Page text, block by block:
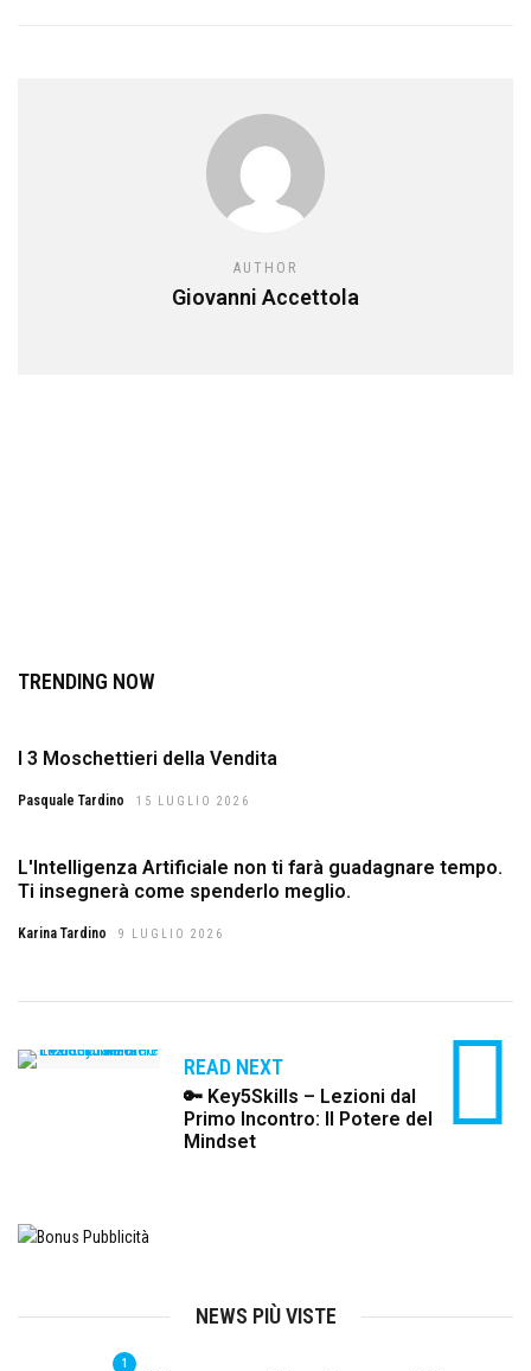
AUTHOR
Giovanni Accettola
TRENDING NOW
I 3 Moschettieri della Vendita
Pasquale Tardino 15 LUGLIO 2026
L'Intelligenza Artificiale non ti farà guadagnare tempo.
Ti insegnerà come spenderlo meglio.
Karina Tardino 9 LUGLIO 2026
READ NEXT
🔑 Key5Skills – Lezioni dal
Primo Incontro: Il Potere del
Mindset
NEWS PIÙ VISTE
1